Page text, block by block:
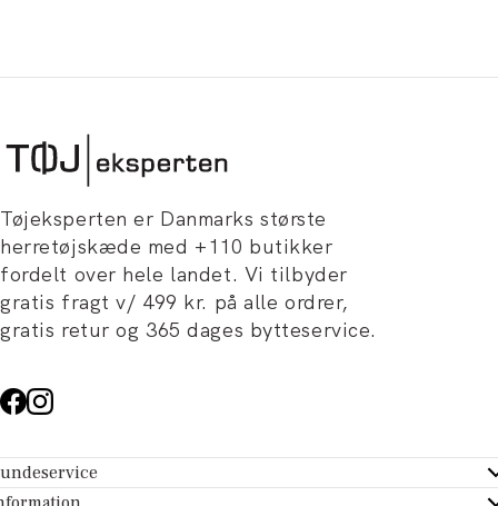
Tøjeksperten er Danmarks største
herretøjskæde med +110 butikker
fordelt over hele landet. Vi tilbyder
gratis fragt v/ 499 kr. på alle ordrer,
gratis retur og 365 dages bytteservice.
- Hjælpecenter